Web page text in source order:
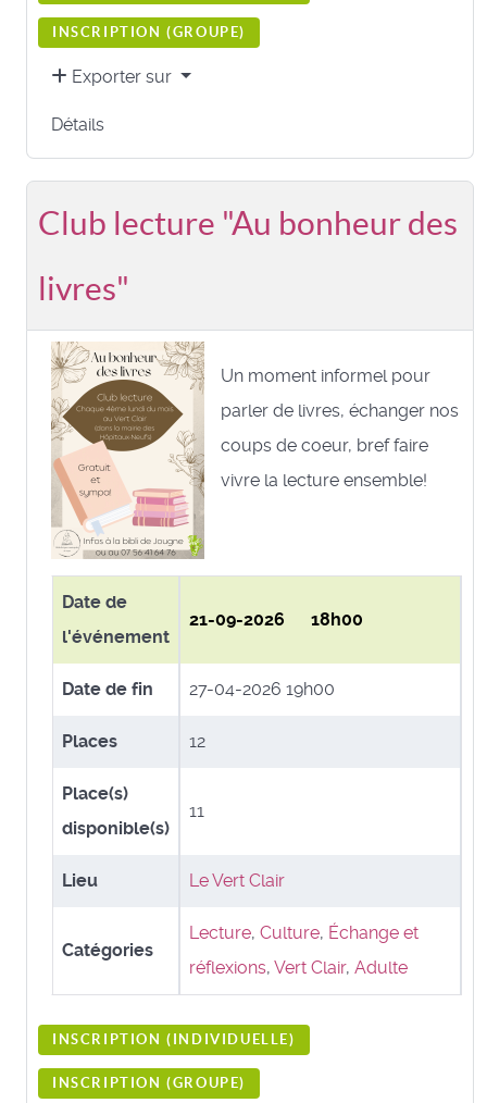
INSCRIPTION (GROUPE)
Exporter sur
Détails
Club lecture "Au bonheur des
livres"
Un moment informel pour
parler de livres, échanger nos
coups de coeur, bref faire
vivre la lecture ensemble!
Date de
l'événement
21-09-2026 18h00
Date de fin 27-04-2026 19h00
Places 12
Place(s)
disponible(s)
11
Lieu Le Vert Clair
Catégories
Lecture, Culture, Échange et
réflexions, Vert Clair, Adulte
INSCRIPTION ( INDIVIDUELLE)
INSCRIPTION (GROUPE)